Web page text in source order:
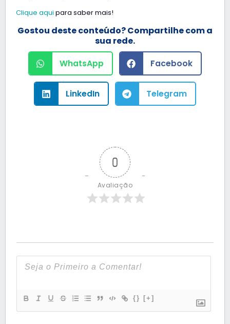
Clique aqui para saber mais!
Gostou deste conteúdo? Compartilhe com a
sua rede.
WhatsApp
Facebook
LinkedIn Telegram
0
Avaliação
{} [+]